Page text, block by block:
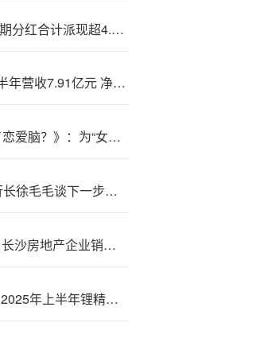
中国.石油拟中期分红合计派现超4.00亿元
雪榕生—物上半年营收7.91亿元 净利润减亏28.58%
《你‘染’上—了恋爱脑？》：为“女神”贷款买买买！非法校园贷坑惨谁？
北?京银行副行长徐毛毛谈下一步零售工作：围绕 “特色化、智能化、生态化”开展
2‘0’2.5年1-7月长沙房地产企业销售业绩TOP20
融<捷>股份.：2025年上半年锂精矿产量同比增加1.5倍